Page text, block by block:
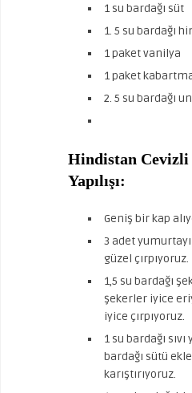
1 su bardağı süt
1. 5 su bardağı
1 paket vanilya
1 paket
2. 5 su bardağı un
Hindistan
Yapılışı:
Geniş bir kap
3 adet yumurtayı
güzel çırpıyoruz.
1,5 su bardağı
şekerler iyice
iyice çırpıyoruz.
1 su bardağı sıvı
bardağı sütü
karıştırıyoruz.